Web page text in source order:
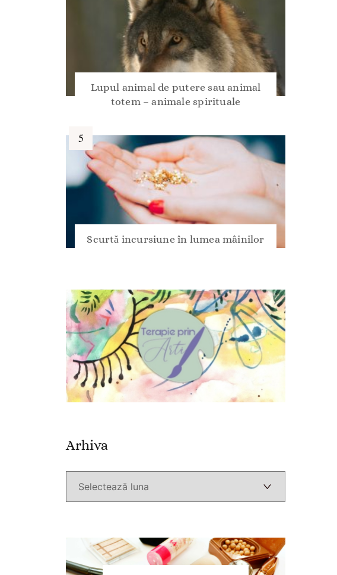
Lupul animal de putere sau animal
totem – animale spirituale
Scurtă incursiune în lumea mâinilor
Arhiva